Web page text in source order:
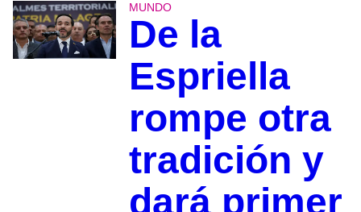
MUNDO
De la
Espriella
rompe otra
tradición y
dará primer